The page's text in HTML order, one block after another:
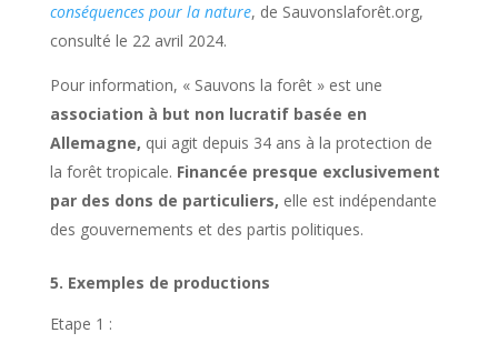
conséquences pour la nature, de Sauvonslaforêt.org,
consulté le 22 avril 2024.
Pour information, « Sauvons la forêt » est une
association à but non lucratif basée en
Allemagne, qui agit depuis 34 ans à la protection de
la forêt tropicale. Financée presque exclusivement
par des dons de particuliers, elle est indépendante
des gouvernements et des partis politiques.
5. Exemples de productions
Etape 1 :